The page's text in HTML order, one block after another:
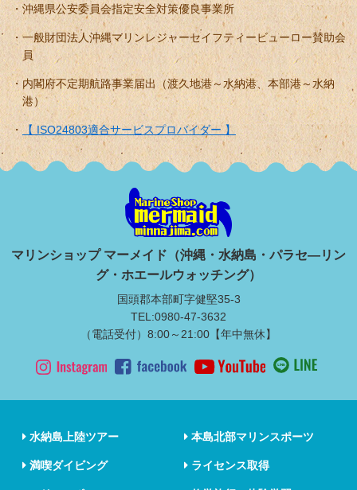
沖縄県公安委員会指定安全対策優良事業所
一般財団法人沖縄マリンレジャーセイフティービューロー賛助会
員
内閣府不定期航路事業届出（渡久地港～水納港、本部港～水納
港）
【 ISO24803適合サービスプロバイダー 】
マリンショップ マーメイド（沖縄・水納島・パラセ―リン
グ・ホエールウォッチング）
国頭郡本部町字健堅35-3
TEL:0980-47-3632
（電話受付）8:00～21:00【年中無休】
水納島上陸ツアー 本島北部マリンスポーツ
満喫ダイビング ライセンス取得